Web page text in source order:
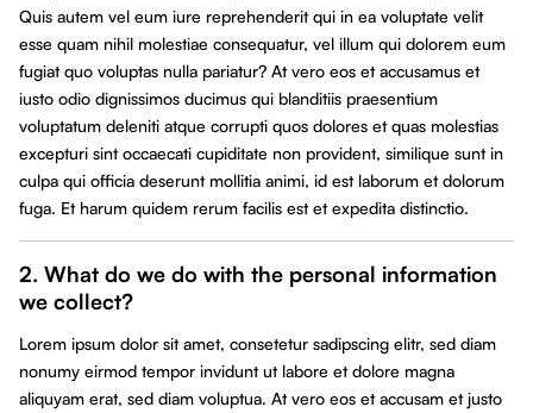
Quis autem vel eum iure reprehenderit qui in ea voluptate velit
esse quam nihil molestiae consequatur, vel illum qui dolorem eum
fugiat quo voluptas nulla pariatur? At vero eos et accusamus et
iusto odio dignissimos ducimus qui blanditiis praesentium
voluptatum deleniti atque corrupti quos dolores et quas molestias
excepturi sint occaecati cupiditate non provident, similique sunt in
culpa qui officia deserunt mollitia animi, id est laborum et dolorum
fuga. Et harum quidem rerum facilis est et expedita distinctio.
2. What do we do with the personal information
we collect?
Lorem ipsum dolor sit amet, consetetur sadipscing elitr, sed diam
nonumy eirmod tempor invidunt ut labore et dolore magna
aliquyam erat, sed diam voluptua. At vero eos et accusam et justo